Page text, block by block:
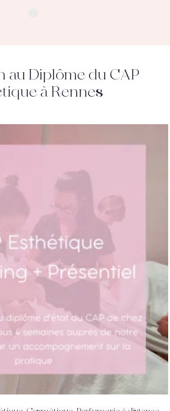
au Diplôme du CAP
à Rennes